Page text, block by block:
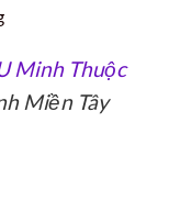
Minh Thuộc
Miền Tây